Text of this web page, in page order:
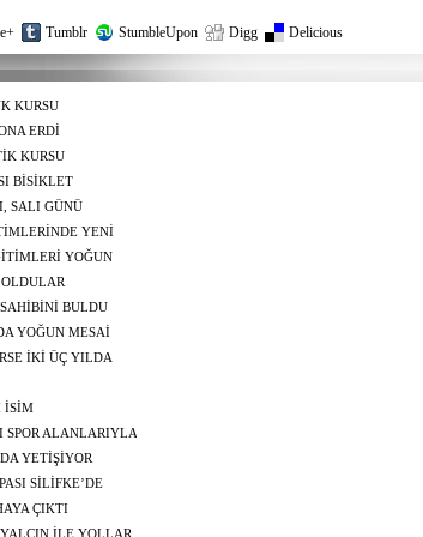
Tumblr StumbleUpon Digg Delicious
KURSU
ERDİ
KURSU
BİSİKLET
SALI GÜNÜ
YENİ
YOĞUN
OLDULAR
BULDU
YOĞUN MESAİ
İKİ ÜÇ YILDA
İSİM
SPOR ALANLARIYLA
GİRDİYETİŞİYOR
SİLİFKE’DE
ÇIKTI
YALÇIN İLE YOLLAR